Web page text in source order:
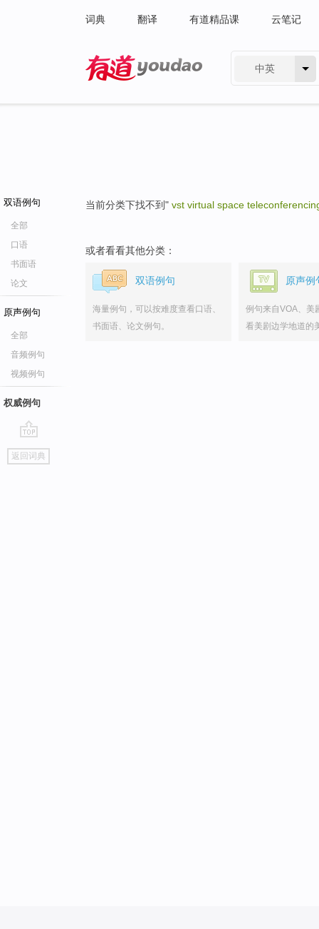
词典 翻译 有道精品课 云笔记
中英
双语例句
全部
口语
书面语
论文
原声例句
全部
音频例句
视频例句
权威例句
go
top
返回词典
当前分类下找不到" vst virtual space
或者看看其他分类：
双语例句
海量例句，可以按难度查看口语、
书面语、论文例句。
原声例
例句来自VOA、美
看美剧边学地道的